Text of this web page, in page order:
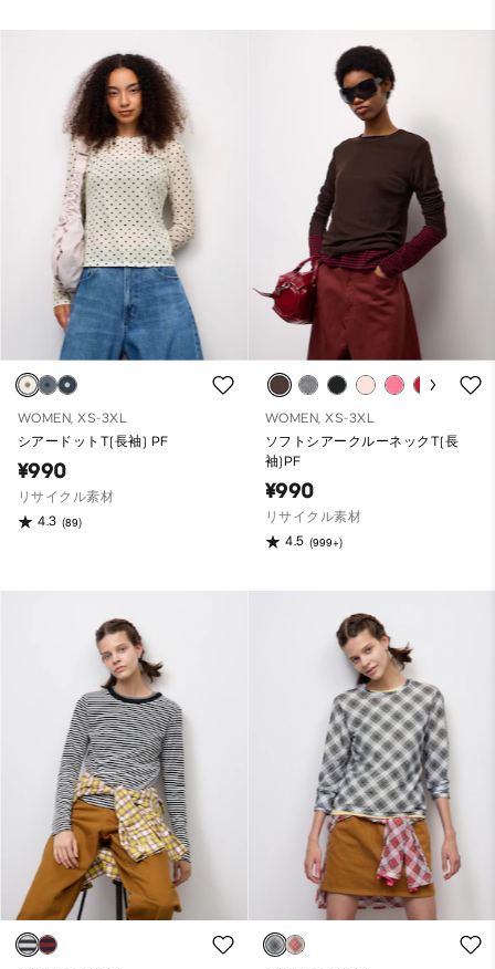
WOMEN, XS-3XL
シアードットT(長袖) PF
¥990
リサイクル素材
4.3 (89)
WOMEN, XS-3XL
ソフトシアークルーネックT(長
袖)PF
¥990
リサイクル素材
4.5 (999+)